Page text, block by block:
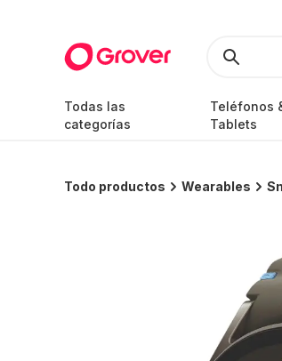
Todas las
categorías
Teléfonos
Tablets
Todo productos Wearables